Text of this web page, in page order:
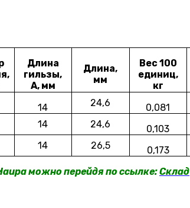
Длина
гильзы,
A, мм
Длина,
мм
Вес 100
единиц,
кг
14 24,6 0,081
14 24,6 0,103
14 26,5 0,173
можно перейдя по ссылке:Склад